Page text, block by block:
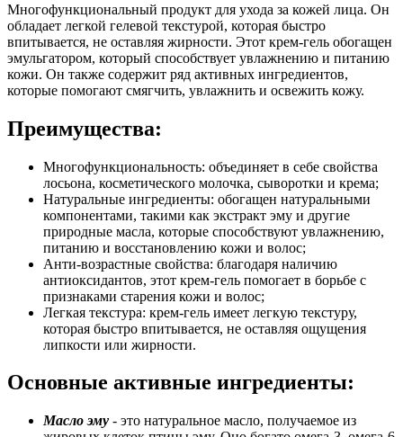
Многофункциональный продукт для ухода за кожей лица. Он
обладает легкой гелевой текстурой, которая быстро
впитывается, не оставляя жирности. Этот крем-гель обогащен
эмульгатором, который способствует увлажнению и питанию
кожи. Он также содержит ряд активных ингредиентов,
которые помогают смягчить, увлажнить и освежить кожу.
Преимущества:
Многофункциональность: объединяет в себе свойства
лосьона, косметического молочка, сыворотки и крема;
Натуральные ингредиенты: обогащен натуральными
компонентами, такими как экстракт эму и другие
природные масла, которые способствуют увлажнению,
питанию и восстановлению кожи и волос;
Анти-возрастные свойства: благодаря наличию
антиоксидантов, этот крем-гель помогает в борьбе с
признаками старения кожи и волос;
Легкая текстура: крем-гель имеет легкую текстуру,
которая быстро впитывается, не оставляя ощущения
липкости или жирности.
Основные активные ингредиенты:
Масло эму - это натуральное масло, получаемое из